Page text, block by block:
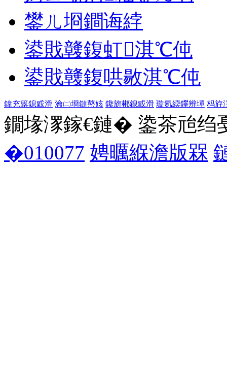
鐢ㄦ埛鐧诲綍
鍙戝竷鍑虹淇℃伅
鍙戝竷鍑哄敭淇℃伅
鍏充簬鎴戜滑 瀹㈡埛鏈嶅姟 鑱旂郴鎴戜滑 璇氬緛鑻辨墠 杩斿
鐗堟潈鎵€鏈� 鍌茶兘绉
�010077 娉曞緥澹版槑